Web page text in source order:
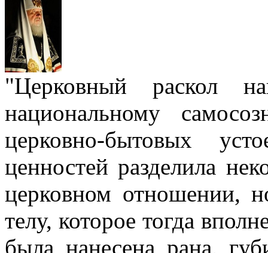
"Церковный раскол
национальному
церковно-бытовых
ценностей разделила
церковном отношении,
телу, которое тогда
была нанесена рана,